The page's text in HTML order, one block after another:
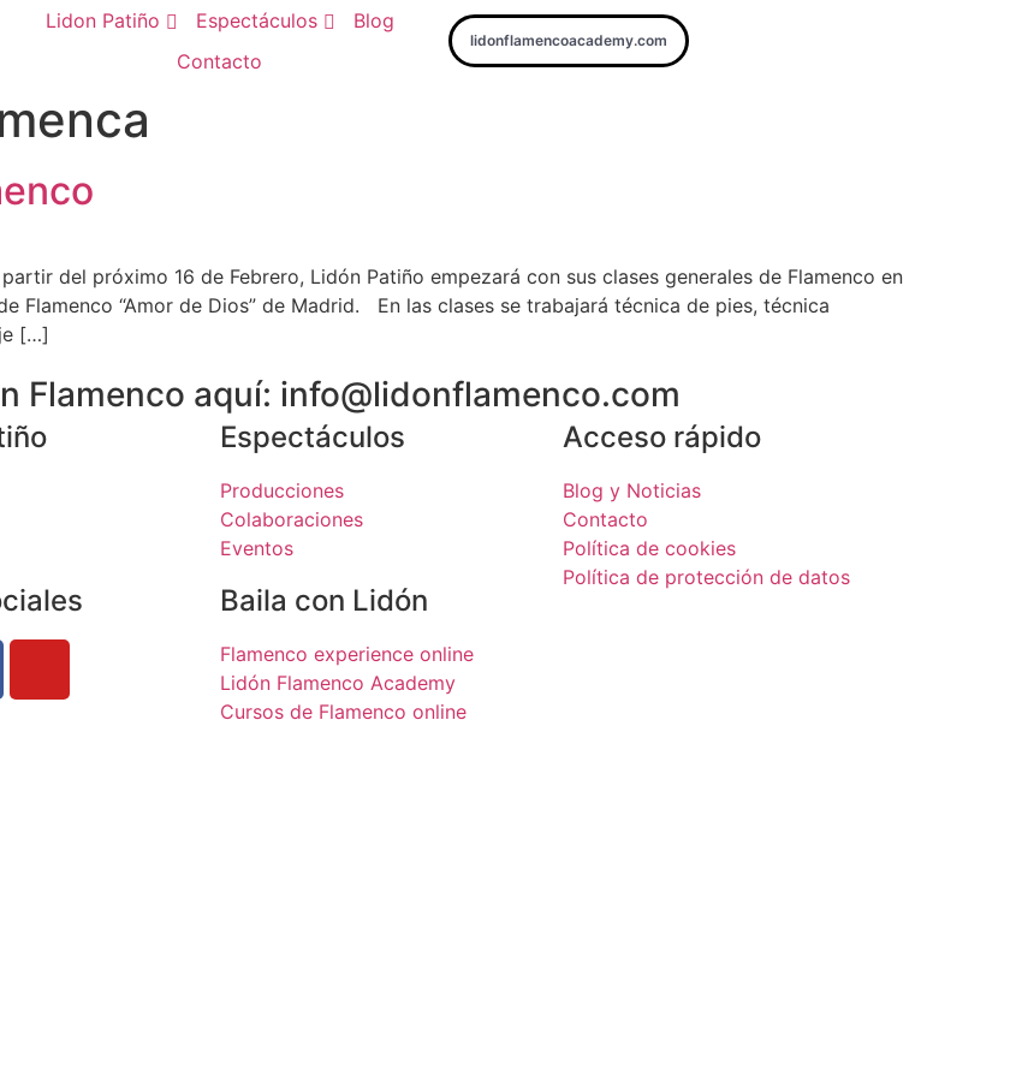
Lidon Patiño Espectáculos
Blog
Contacto
lidonflamencoacademy.com
del próximo 16 de Febrero, Lidón Patiño empezará con sus clases generales de Flamenco en
Flamenco “Amor de Dios” de Madrid. En las clases se trabajará técnica de pies, técnica
[…]
Flamenco aquí: info@lidonflamenco.com
Espectáculos
Producciones
Colaboraciones
Eventos
Baila con Lidón
Flamenco experience online
Lidón Flamenco Academy
Cursos de Flamenco online
Acceso rápido
Blog y Noticias
Contacto
Política de cookies
Política de protección de datos